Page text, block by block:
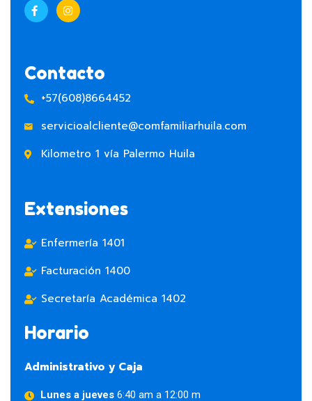
Contacto
+57(608)8664452
servicioalcliente@comfamiliarhuila.com
Kilometro 1 vía Palermo Huila
Extensiones
Enfermería 1401
Facturación 1400
Secretaría Académica 1402
Horario
Administrativo y Caja
Lunes a jueves6:40 am a 12:00 m